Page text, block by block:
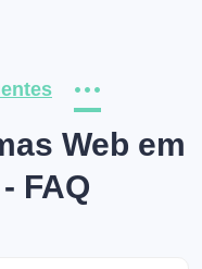
Web em
FAQ